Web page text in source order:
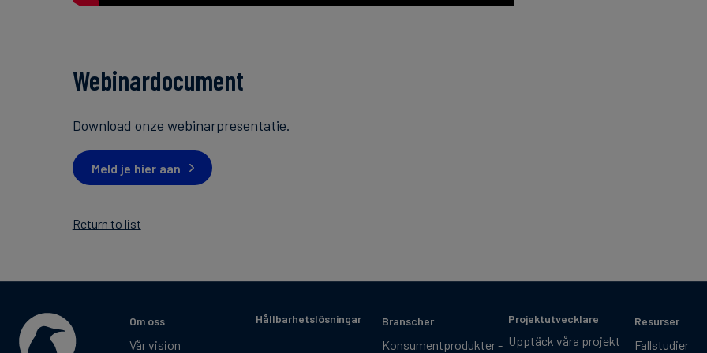
Webinardocument
Download onze webinarpresentatie.
Meld je hier aan
Return to list
Om oss
Vår vision
Hållbarhetslösningar Branscher
Konsumentprodukter -
Projektutvecklare
Upptäck våra projekt
Resurser
Fallstudier